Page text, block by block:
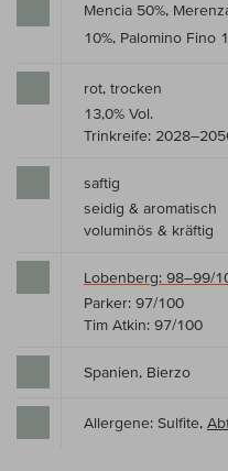
Mencia 50%,
10%, Palomino Fino
rot, trocken
13,0% Vol.
Trinkreife:
saftig
seidig & aromatisch
voluminös & kräftig
Lobenberg: 98–99/
Parker: 97/100
Tim Atkin: 97/100
Spanien, Bierzo
Allergene: Sulfite,